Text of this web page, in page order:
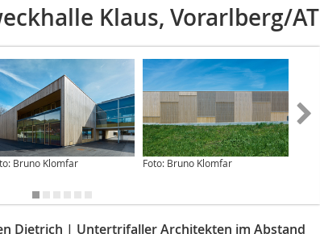
Klaus, Vorarlberg/AT
Bruno Klomfar Foto: Bruno Klomfar
Dietrich | Untertrifaller Architekten im Abstand